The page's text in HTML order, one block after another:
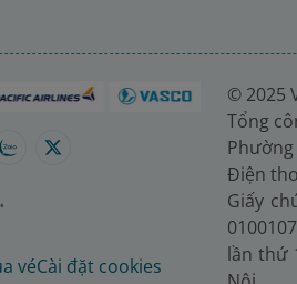
véCài đặt cookies
© 2025
Tổng
Điện
Giấy
lần thứ